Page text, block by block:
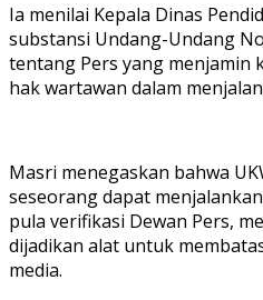
Ia menilai Kepala Dinas
substansi Undang-Undang
tentang Pers yang menjamin
hak wartawan dalam
Masri menegaskan bahwa
seseorang dapat
pula verifikasi Dewan Pers,
dijadikan alat untuk
media.